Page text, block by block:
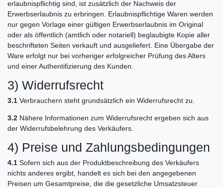
erlaubnispflichtig sind, ist zusätzlich der Nachweis der
Erwerbserlaubnis zu erbringen. Erlaubnispflichtige Waren werden
nur gegen Vorlage einer gültigen Erwerbserlaubnis im Original
oder als öffentlich (amtlich oder notariell) beglaubigte Kopie aller
beschrifteten Seiten verkauft und ausgeliefert. Eine Übergabe der
Ware erfolgt nur bei vorheriger erfolgreicher Prüfung des Alters
und einer Authentifizierung des Kunden.
3) Widerrufsrecht
3.1 Verbrauchern steht grundsätzlich ein Widerrufsrecht zu.
3.2 Nähere Informationen zum Widerrufsrecht ergeben sich aus
der Widerrufsbelehrung des Verkäufers.
4) Preise und Zahlungsbedingungen
4.1 Sofern sich aus der Produktbeschreibung des Verkäufers
nichts anderes ergibt, handelt es sich bei den angegebenen
Preisen um Gesamtpreise, die die gesetzliche Umsatzsteuer